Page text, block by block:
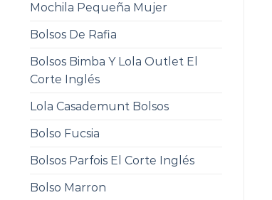
Mochila Pequeña Mujer
Bolsos De Rafia
Bolsos Bimba Y Lola Outlet El
Corte Inglés
Lola Casademunt Bolsos
Bolso Fucsia
Bolsos Parfois El Corte Inglés
Bolso Marron